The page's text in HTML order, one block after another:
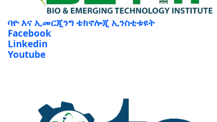
ባዮ እና ኢመርጂንግ ቴክኖሎጂ ኢንስቲቱዩት
Facebook
Linkedin
Youtube